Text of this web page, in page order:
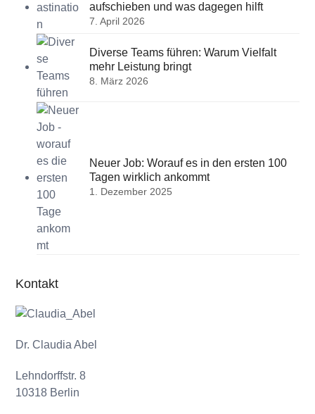
aufschieben und was dagegen hilft
7. April 2026
Diverse Teams führen: Warum Vielfalt
mehr Leistung bringt
8. März 2026
Neuer Job: Worauf es in den ersten 100
Tagen wirklich ankommt
1. Dezember 2025
Kontakt
Dr. Claudia Abel
Lehndorffstr. 8
10318 Berlin